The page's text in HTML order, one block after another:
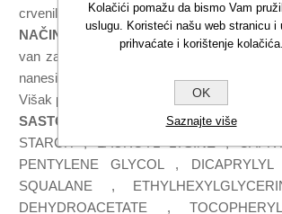
crvenilo a 0.4 ispravlja dojam umorne kože).
NAČIN KORIŠTENJA: Puder nanesite od
van za lagani prirodni mat rezultat. Ako je
nanesite na područje t-zone za dodatni
Višak pudera uklonite čistim kistom.
SASTOJCI
: MICA , KAOLIN , SILICA ,
STARCH , LAUROYL LYSINE ,
PENTYLENE GLYCOL ,
SQUALANE ,
DEHYDROACETATE ,
Kolačići pomažu da bismo Vam
uslugu. Koristeći našu web stranicu i
prihvaćate i korištenje kolačića.
OK
Saznajte više